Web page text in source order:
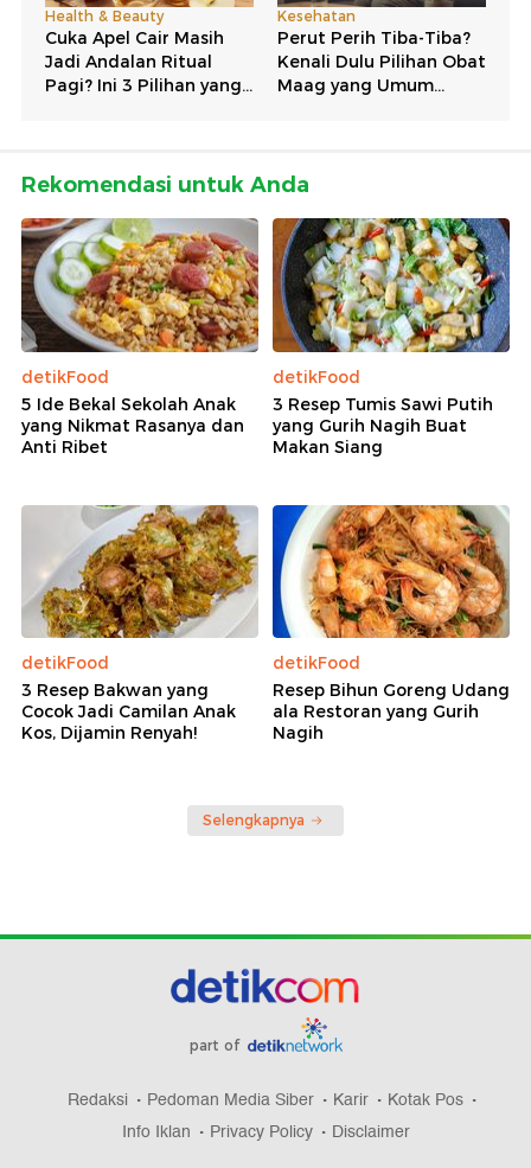
Rekomendasi untuk Anda
detikFood
5 Ide Bekal Sekolah Anak
yang Nikmat Rasanya dan
Anti Ribet
detikFood
3 Resep Tumis Sawi Putih
yang Gurih Nagih Buat
Makan Siang
detikFood
3 Resep Bakwan yang
Cocok Jadi Camilan Anak
Kos, Dijamin Renyah!
detikFood
Resep Bihun Goreng Udang
ala Restoran yang Gurih
Nagih
Selengkapnya
part of
Redaksi Pedoman Media Siber Karir
Kotak Pos
Info Iklan
Privacy Policy Disclaimer